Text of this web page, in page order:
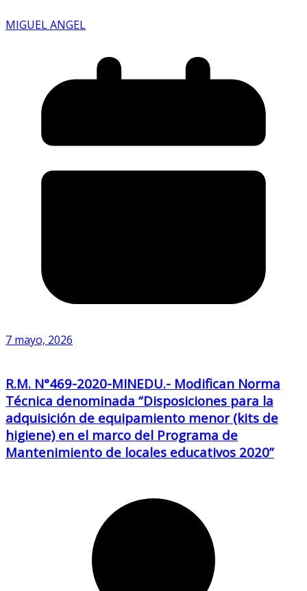
MIGUEL ANGEL
7 mayo, 2026
R.M. N°469-2020-MINEDU.- Modifican Norma
Técnica denominada “Disposiciones para la
adquisición de equipamiento menor (kits de
higiene) en el marco del Programa de
Mantenimiento de locales educativos 2020”